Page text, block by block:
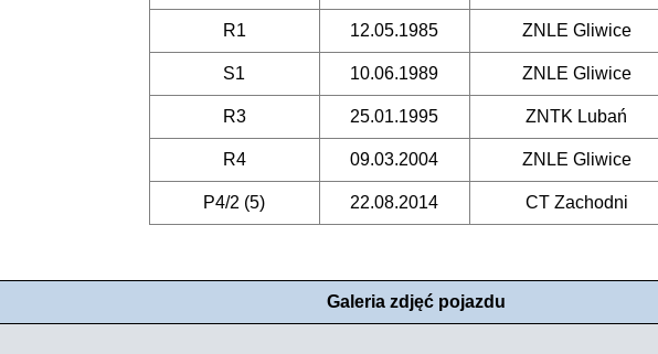
R1 12.05.1985 ZNLE Gliwice
S1 10.06.1989 ZNLE Gliwice
R3 25.01.1995 ZNTK Lubań
R4 09.03.2004 ZNLE Gliwice
P4/2 (5) 22.08.2014 CT Zachodni
Galeria zdjęć pojazdu